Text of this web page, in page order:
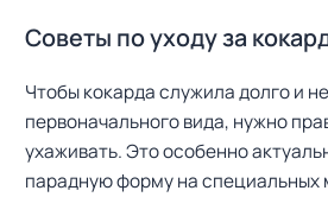
Советы по уходу за
Чтобы кокарда служила долго и
первоначального вида, нужно
ухаживать. Это особенно
парадную форму на специальных